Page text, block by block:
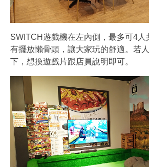
SWITCH遊戲機在左內側，最多可4人
有擺放懶骨頭，讓大家玩的舒適。若
下，想換遊戲片跟店員說明即可。